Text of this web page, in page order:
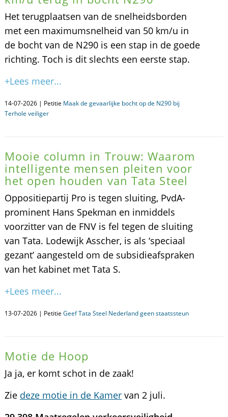
Het terugplaatsen van de snelheidsborden
met een maximumsnelheid van 50 km/u in
de bocht van de N290 is een stap in de goede
richting. Toch is dit slechts een eerste stap.
+Lees meer...
14-07-2026 | Petitie Maak de gevaarlijke bocht op de N290 bij
Terhole veiliger
Mooie column in Trouw: Waarom
intelligente mensen pleiten voor
het open houden van Tata Steel
Oppositiepartij Pro is tegen sluiting, PvdA-
prominent Hans Spekman en inmiddels
voorzitter van de FNV is fel tegen de sluiting
van Tata. Lodewijk Asscher, is als ‘speciaal
gezant’ aangesteld om de subsidieafspraken
van het kabinet met Tata S.
+Lees meer...
13-07-2026 | Petitie Geef Tata Steel Nederland geen staatssteun
Motie de Hoop
Ja ja, er komt schot in de zaak!
Zie deze motie in de Kamervan 2 juli.